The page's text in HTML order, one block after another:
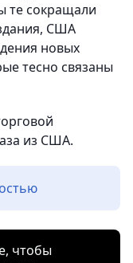
те сокращали
США
новых
тесно связаны
из США.
чтобы